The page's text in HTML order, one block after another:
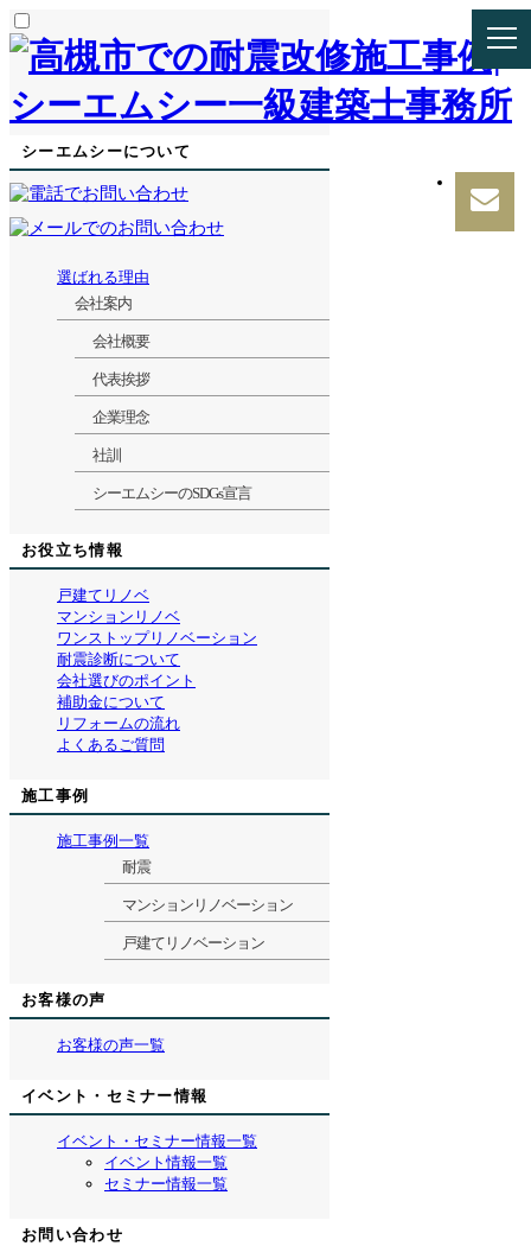
シーエムシーについて
選ばれる理由
会社案内
会社概要
代表挨拶
企業理念
社訓
シーエムシーのSDGs宣言
お役立ち情報
戸建てリノベ
マンションリノベ
ワンストップリノベーション
耐震診断について
会社選びのポイント
補助金について
リフォームの流れ
よくあるご質問
施工事例
施工事例一覧
耐震
マンションリノベーション
戸建てリノベーション
お客様の声
お客様の声一覧
イベント・セミナー情報
イベント・セミナー情報一覧
イベント情報一覧
セミナー情報一覧
お問い合わせ